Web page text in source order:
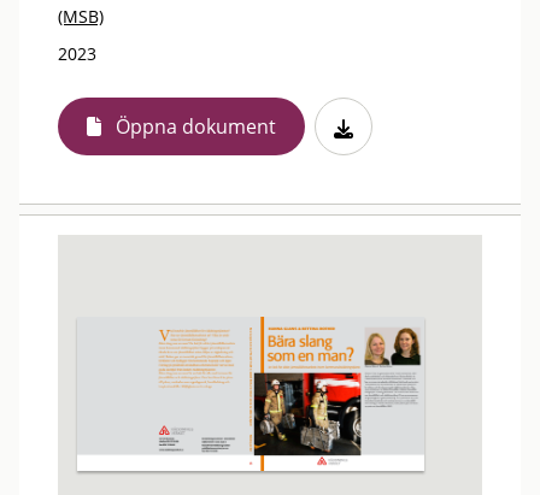
(MSB)
2023
Öppna dokument